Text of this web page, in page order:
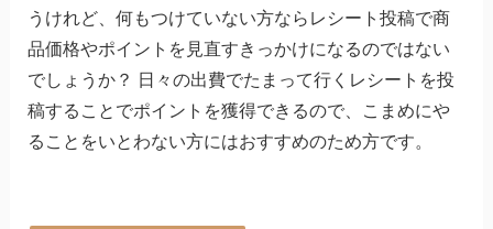
うけれど、何もつけていない方ならレシート投稿で商
品価格やポイントを見直すきっかけになるのではない
でしょうか？ 日々の出費でたまって行くレシートを投
稿することでポイントを獲得できるので、こまめにや
ることをいとわない方にはおすすめのため方です。